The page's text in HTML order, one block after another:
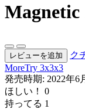
レビューを追加
ク
MoreTry 3x3x3
発売時期: 2022年6
ほしい！
0
持ってる 1